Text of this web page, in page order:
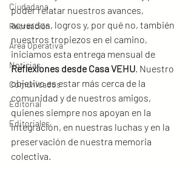
Ciudadana
Recreación
Área Operativa
Noticias
Comunicados
Editorial
Editoriales
poder relatar nuestros avances,
acuerdos, logros y, por qué no, también
nuestros tropiezos en el camino,
iniciamos esta entrega mensual de
Reflexiones desde Casa VEHU. Nuestro
objetivo es estar más cerca de la
comunidad y de nuestros amigos,
quienes siempre nos apoyan en la
integración, en nuestras luchas y en la
preservación de nuestra memoria
colectiva.